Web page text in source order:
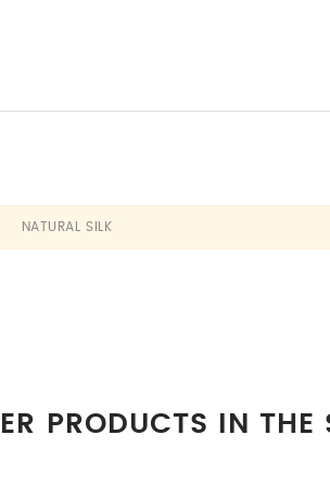
NATURAL SILK
PRODUCTS IN THE